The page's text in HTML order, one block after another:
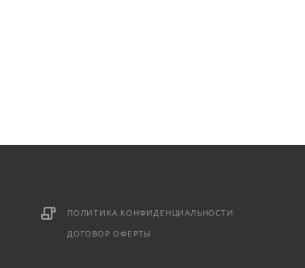
ПОЛИТИКА КОНФИДЕНЦИАЛЬНОСТИ
ДОГОВОР ОФЕРТЫ